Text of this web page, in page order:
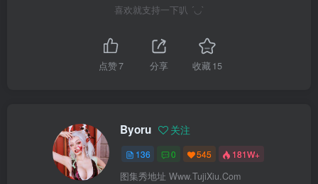
喜欢就支持一下叭 ´◡`
点赞7 分享 收藏15
Byoru 关注
136 0 545 181W+
图集秀地址 Www.TujiXiu.Com